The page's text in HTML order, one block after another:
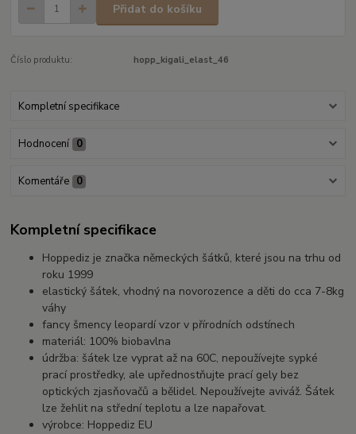
Přidat do košíku
Číslo produktu: hopp_kigali_elast_46
Kompletní specifikace
Hodnocení 0
Komentáře 0
Kompletní specifikace
Hoppediz je značka německých šátků, které jsou na trhu od
roku 1999
elastický šátek, vhodný na novorozence a děti do cca 7-8kg
váhy
fancy šmency leopardí vzor v přírodních odstínech
materiál: 100% biobavlna
údržba: šátek lze vyprat až na 60C, nepoužívejte sypké
prací prostředky, ale upřednostňujte prací gely bez
optických zjasňovačů a bělidel. Nepoužívejte aviváž. Šátek
lze žehlit na střední teplotu a lze napařovat.
výrobce: Hoppediz EU